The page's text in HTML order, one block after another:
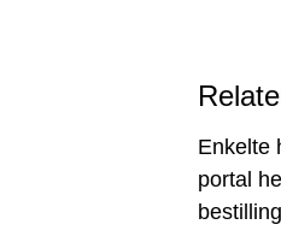
Enkelte
portal